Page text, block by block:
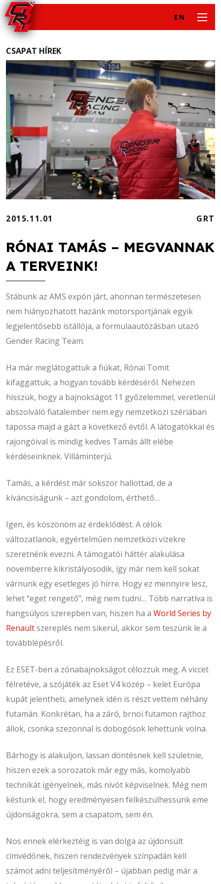
EN
CSAPAT HÍREK
2015.11.01 GRT
RÓNAI TAMÁS – MEGVANNAK
A TERVEINK!
Stábunk az AMS expón járt, ahonnan természetesen
nem hiányozhatott hazánk motorsportjának egyik
legjelentősebb istállója, a formulaautózásban utazó
Gender Racing Team.
Ha már meglátogattuk a fiúkat, Rónai Tomit
kifaggattuk, a hogyan tovább kérdéséről. Nehezen
hisszük, hogy a bajnokságot 11 győzelemmel, veretlenül
abszolváló fiatalember nem egy nemzetközi szériában
tapossa majd a gázt a következő évtől. A látogatókkal és
rajongóival is mindig kedves Tamás állt elébe
kérdéseinknek. Villáminterjú.
Tamás, a kérdést már sokszor hallottad, de a
kíváncsiságunk – azt gondolom, érthető…
Igen, és köszönöm az érdeklődést. A célok
változatlanok, egyértelműen nemzetközi vizekre
szeretnénk evezni. A támogatói háttér alakulása
novemberre kikristályosodik, így már nem kell sokat
várnunk egy esetleges jó hírre. Hogy ez mennyire lesz,
lehet “eget rengető”, még nem tudni… Több narratíva is
hangsúlyos szerepben van, hiszen ha a World Series by
Renaultszereplés nem sikerül, akkor sem teszünk le a
továbblépésről.
Ez ESET-ben a zónabajnokságot célozzuk meg. A viccet
félretéve, a szójáték az Eset V4 közép – kelet Európa
kupát jelentheti, amelynek idén is részt vettem néhány
futamán. Konkrétan, ha a záró, brnoi futamon rajthoz
állok, csonka szezonnal is dobogósok lehettünk volna.
Bárhogy is alakuljon, lassan döntésnek kell születnie,
hiszen ezek a sorozatok már egy más, komolyabb
technikát igényelnek, más nívót képviselnek. Még nem
késtünk el, hogy eredményesen felkészülhessünk eme
újdonságokra, sem a csapatom, sem én.
Nos ennek elérkeztéig is van dolga az újdonsült
címvédőnek, hiszen rendezvények színpadán kell
számot adni teljesítményéről – újabban pedig már a